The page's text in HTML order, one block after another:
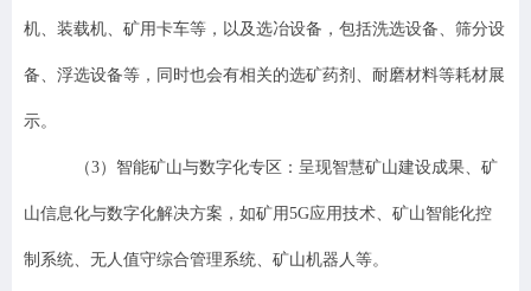
机、装载机、矿用卡车等，以及选冶设备，包括洗选设备、筛分设
备、浮选设备等，同时也会有相关的选矿药剂、耐磨材料等耗材展
示。
（3） 智能矿山与数字化专 区：呈现智慧矿山建设成果、矿
山信息化与数字化解决方案，如矿用5G应用技术、矿山智能化控
制系统、无人值守综合管理系统、矿山机器人等。